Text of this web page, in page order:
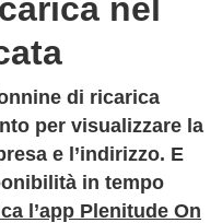
nel
di ricarica
per visualizzare la
e l’indirizzo. E
in tempo
l’app Plenitude On